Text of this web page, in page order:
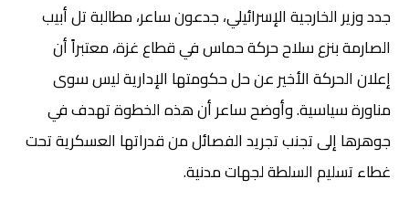
جدد وزير الخارجية الإسرائيلي، جدعون ساعر، مطالبة تل أبيب
الصارمة بنزع سلاح حركة حماس في قطاع غزة، معتبراً أن
إعلان الحركة الأخير عن حل حكومتها الإدارية ليس سوى
مناورة سياسية. وأوضح ساعر أن هذه الخطوة تهدف في
جوهرها إلى تجنب تجريد الفصائل من قدراتها العسكرية تحت
غطاء تسليم السلطة لجهات مدنية.